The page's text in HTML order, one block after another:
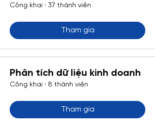
Công khai · 37 thành viên
Tham gia
Phân tích dữ liệu kinh doanh
Công khai · 8 thành viên
Tham gia